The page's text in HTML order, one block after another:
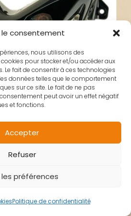
le consentement
nous utilisons des
pour stocker et/ou accéder aux
Le fait de consentir à ces technologies
données telles que le comportement
sur ce site. Le fait de ne pas
peut avoir un effet négatif
et fonctions.
Accepter
Refuser
les préférences
Politique de confidentialité